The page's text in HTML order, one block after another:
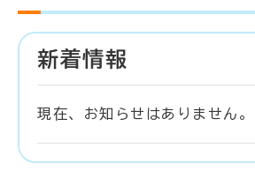
新着情報
現在、お知らせはありません。